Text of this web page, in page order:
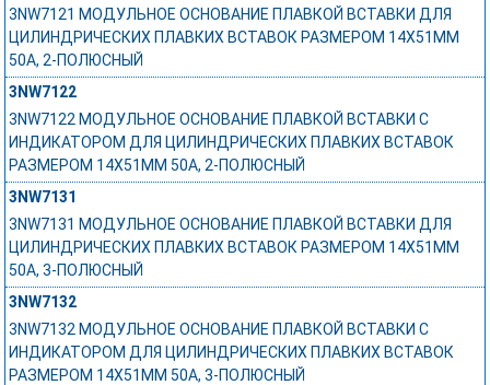
3NW7121 МОДУЛЬНОЕ ОСНОВАНИЕ ПЛАВКОЙ ВСТАВКИ ДЛЯ
ЦИЛИНДРИЧЕСКИХ ПЛАВКИХ ВСТАВОК РАЗМЕРОМ 14X51MM
50A, 2-ПОЛЮСНЫЙ
3NW7122
3NW7122 МОДУЛЬНОЕ ОСНОВАНИЕ ПЛАВКОЙ ВСТАВКИ С
ИНДИКАТОРОМ ДЛЯ ЦИЛИНДРИЧЕСКИХ ПЛАВКИХ ВСТАВОК
РАЗМЕРОМ 14X51MM 50A, 2-ПОЛЮСНЫЙ
3NW7131
3NW7131 МОДУЛЬНОЕ ОСНОВАНИЕ ПЛАВКОЙ ВСТАВКИ ДЛЯ
ЦИЛИНДРИЧЕСКИХ ПЛАВКИХ ВСТАВОК РАЗМЕРОМ 14X51MM
50A, 3-ПОЛЮСНЫЙ
3NW7132
3NW7132 МОДУЛЬНОЕ ОСНОВАНИЕ ПЛАВКОЙ ВСТАВКИ С
ИНДИКАТОРОМ ДЛЯ ЦИЛИНДРИЧЕСКИХ ПЛАВКИХ ВСТАВОК
РАЗМЕРОМ 14X51MM 50A, 3-ПОЛЮСНЫЙ